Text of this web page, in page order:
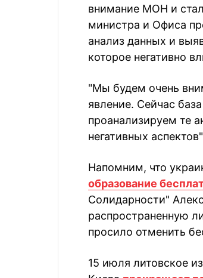
внимание МОН и
министра и Офиса
анализ данных и
которое негативно
"Мы будем очень
явление. Сейчас
проанализируем те
негативных
Напомним, что
образование
Солидарности"
распространенную
просило отменить
15 июля литовское